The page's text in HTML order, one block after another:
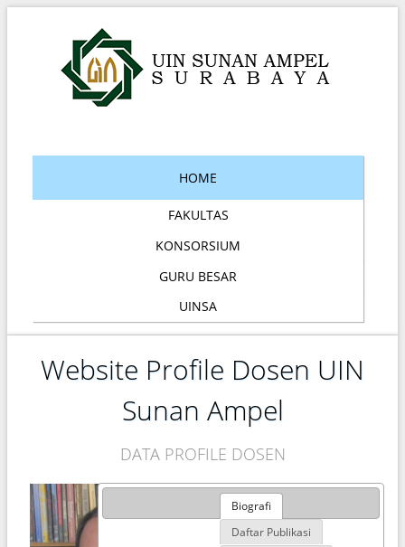
HOME
FAKULTAS
KONSORSIUM
GURU BESAR
UINSA
Website Profile Dosen UIN
Sunan Ampel
DATA PROFILE DOSEN
Biografi
Daftar Publikasi